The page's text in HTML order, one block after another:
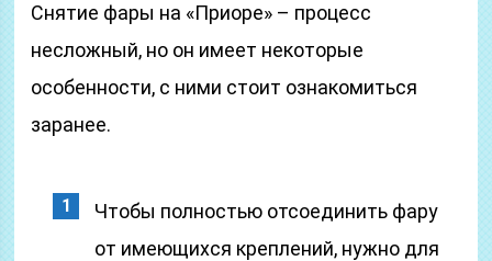
Снятие фары на «Приоре» – процесс
несложный, но он имеет некоторые
особенности, с ними стоит ознакомиться
заранее.
Чтобы полностью отсоединить фару
от имеющихся креплений, нужно для